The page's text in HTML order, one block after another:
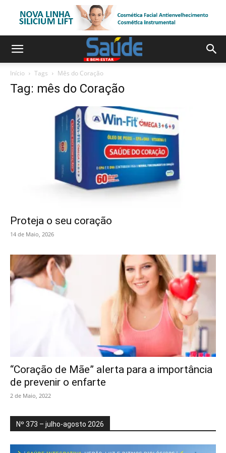
Início Tags Mês do Coração
Tag: mês do Coração
Proteja o seu coração
14 de Maio, 2026
“Coração de Mãe” alerta para a importância
de prevenir o enfarte
2 de Maio, 2022
Nº 373 – julho-agosto 2026